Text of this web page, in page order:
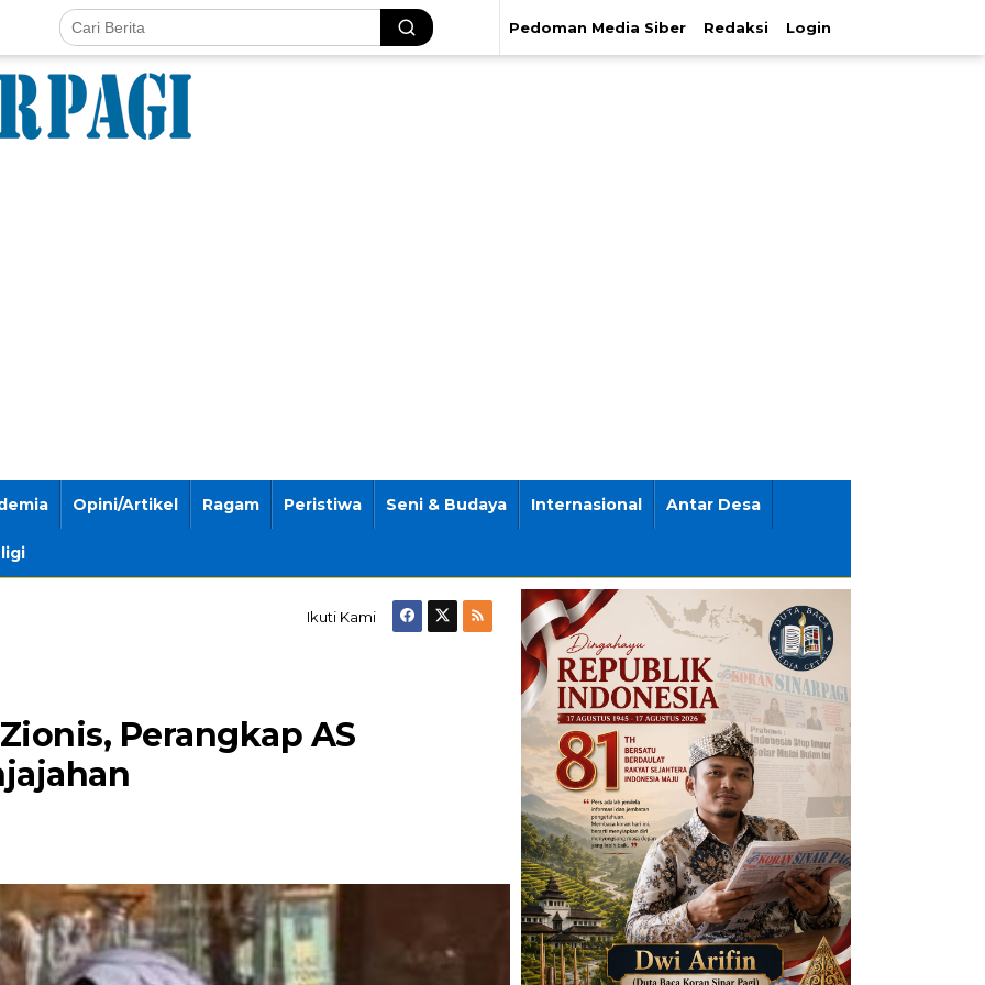
Pedoman Media Siber Redaksi Login
Opini/Artikel Ragam Peristiwa Seni & Budaya Internasional Antar Desa
Ikuti Kami
Perangkap AS